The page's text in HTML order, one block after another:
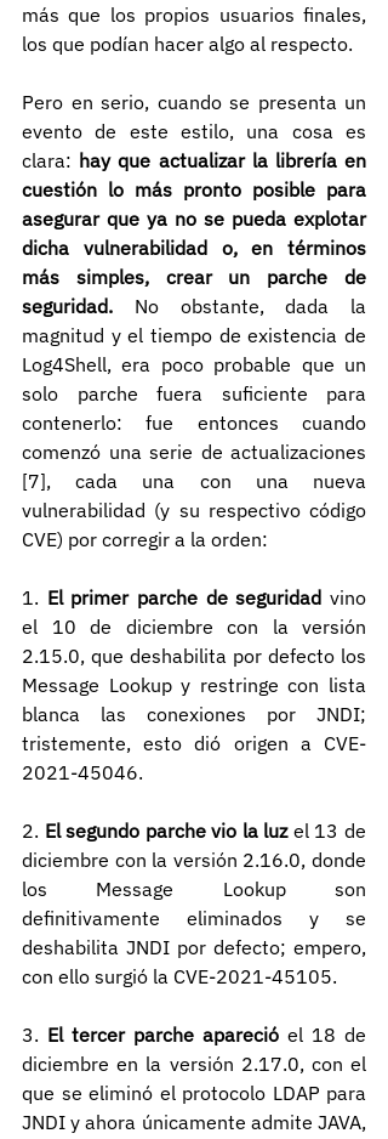
más que los propios usuarios finales,
los que podían hacer algo al respecto.
Pero en serio, cuando se presenta un
evento de este estilo, una cosa es
clara: hay que actualizar la librería en
cuestión lo más pronto posible para
asegurar que ya no se pueda explotar
dicha vulnerabilidad o, en términos
más simples, crear un parche de
seguridad. No obstante, dada la
magnitud y el tiempo de existencia de
Log4Shell, era poco probable que un
solo parche fuera suficiente para
contenerlo: fue entonces cuando
comenzó una serie de actualizaciones
[7], cada una con una nueva
vulnerabilidad (y su respectivo código
CVE) por corregir a la orden:
1. El primer parche de seguridad vino
el 10 de diciembre con la versión
2.15.0, que deshabilita por defecto los
Message Lookup y restringe con lista
blanca las conexiones por JNDI;
tristemente, esto dió origen a CVE-
2021-45046.
2. El segundo parche vio la luz el 13 de
diciembre con la versión 2.16.0, donde
los Message Lookup son
definitivamente eliminados y se
deshabilita JNDI por defecto; empero,
con ello surgió la CVE-2021-45105.
3. El tercer parche apareció el 18 de
diciembre en la versión 2.17.0, con el
que se eliminó el protocolo LDAP para
JNDI y ahora únicamente admite JAVA,